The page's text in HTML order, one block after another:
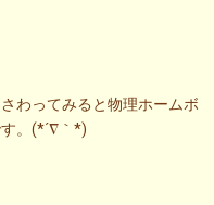
わってみると物理ホームボ
。(*´∇｀*)